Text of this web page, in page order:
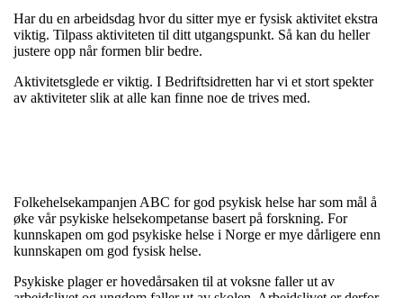
Har du en arbeidsdag hvor du sitter mye er fysisk aktivitet ekstra
viktig. Tilpass aktiviteten til ditt utgangspunkt. Så kan du heller
justere opp når formen blir bedre.
Aktivitetsglede er viktig. I Bedriftsidretten har vi et stort spekter
av aktiviteter slik at alle kan finne noe de trives med.
Folkehelsekampanjen ABC for god psykisk helse har som mål å
øke vår psykiske helsekompetanse basert på forskning. For
kunnskapen om god psykiske helse i Norge er mye dårligere enn
kunnskapen om god fysisk helse.
Psykiske plager er hovedårsaken til at voksne faller ut av